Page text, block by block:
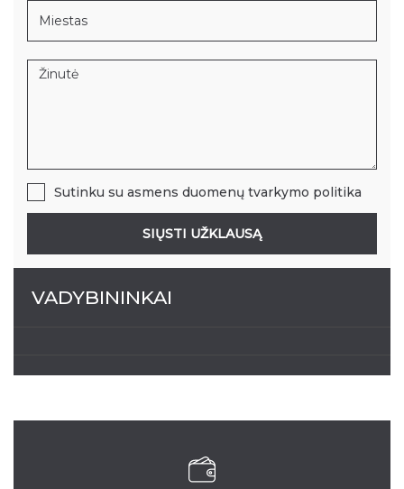
Sutinku su asmens duomenų tvarkymo politika
SIŲSTI UŽKLAUSĄ
VADYBININKAI